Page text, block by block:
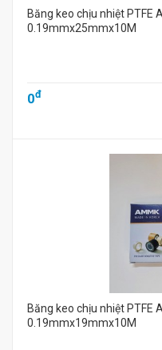
Băng keo chịu nhiệt PTFE
0.19mmx25mmx10M
0đ
Băng keo chịu nhiệt PTFE
0.19mmx19mmx10M